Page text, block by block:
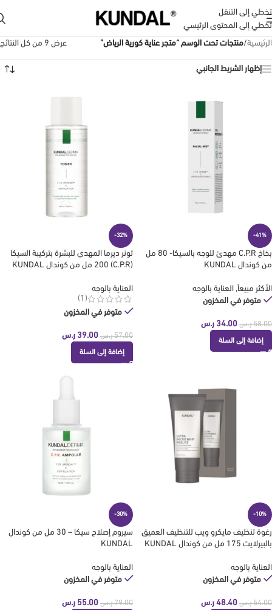
تخطي إلى التنقل
تخطي إلى المحتوى الرئيسي
الرئيسية/منتجات تحت الوسم “متجر عناية كورية الرياض” عرض ⁦9⁩ من كل النتائج
إظهار الشريط الجانبي
-41%
بخاخ C.P.R مهدئ للوجه بالسيكا- 80 مل
من كوندال KUNDAL
الأكثر مبيعاَ, العناية بالوجه
متوفر في المخزون
58.00 ر.س 34.00 ر.س
إضافة إلى السلة
-32%
تونر ديرما المهدي للبشرة بتركيبة السيكا
(C.P.R) 200 مل من كوندال KUNDAL
العناية بالوجه
(1)
متوفر في المخزون
57.00 ر.س 39.00 ر.س
إضافة إلى السلة
-10%
رغوة تنظيف مايكرو ويب للتنظيف العميق
بالبيرلايت 175 مل من كوندال KUNDAL
العناية بالوجه
متوفر في المخزون
54.00 ر.س 48.40 ر.س
-30%
سيروم إصلاح سيكا – 30 مل من كوندال
KUNDAL
العناية بالوجه
متوفر في المخزون
79.00 ر.س 55.00 ر.س